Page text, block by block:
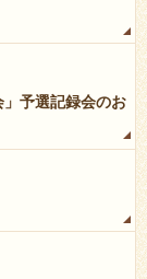
予選記録会のお